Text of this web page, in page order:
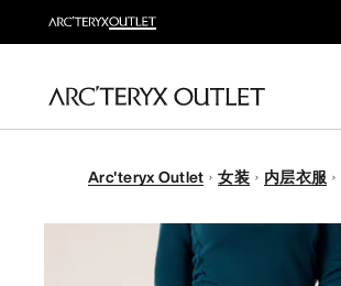
Arc'teryx Outlet 女装 内层衣服